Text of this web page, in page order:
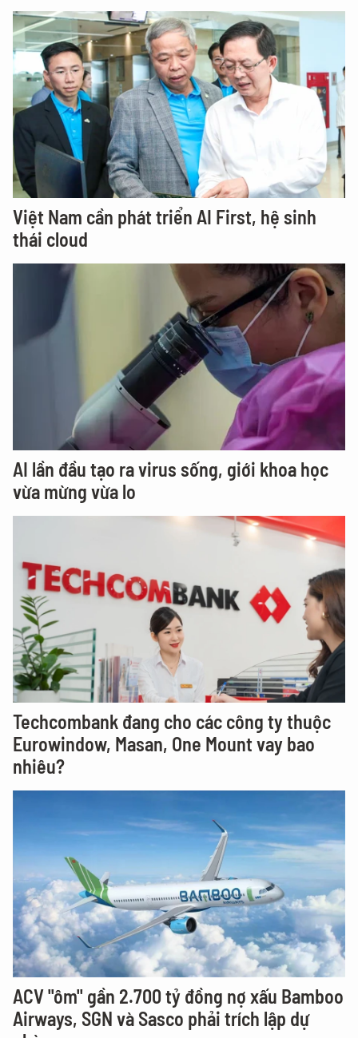
Việt Nam cần phát triển AI First, hệ sinh
thái cloud
AI lần đầu tạo ra virus sống, giới khoa học
vừa mừng vừa lo
Techcombank đang cho các công ty thuộc
Eurowindow, Masan, One Mount vay bao
nhiêu?
ACV "ôm" gần 2.700 tỷ đồng nợ xấu Bamboo
Airways, SGN và Sasco phải trích lập dự